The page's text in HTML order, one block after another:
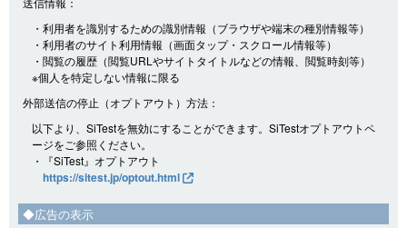
・利用者を識別するための識別情報（ブラウザや端末の種別情報等）
・利用者のサイト利用情報（画面タップ・スクロール情報等）
・閲覧の履歴（閲覧URLやサイトタイトルなどの情報、閲覧時刻等）
※個人を特定しない情報に限る
外部送信の停止（オプトアウト）方法：
以下より、SiTestを無効にすることができます。SiTestオプトアウトペ
ージをご参照ください。
・『SiTest』オプトアウト
https://sitest.jp/optout.html
◆広告の表示